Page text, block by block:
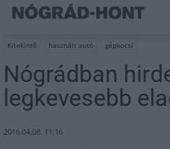
Kitekintő használt autó gépkocsi
Nógrádban
legkevesebb
2016.04.08. 11:16